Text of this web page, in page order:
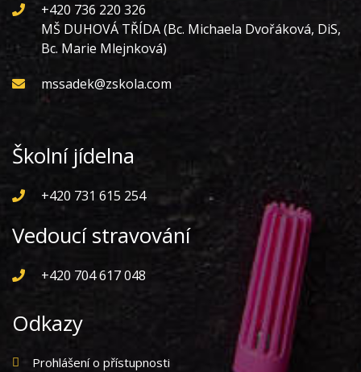
+420 736 220 326
MŠ DUHOVÁ TŘÍDA (Bc. Michaela Dvořáková, DiS,
Bc. Marie Mlejnková)
mssadek@zskola.com
Školní jídelna
+420 731 615 254
Vedoucí stravování
+420 704 617 048
Odkazy
Prohlášení o přístupnosti